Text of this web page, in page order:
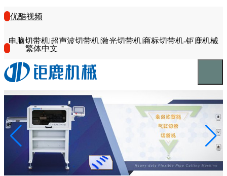
优酷视频
电脑切带机|超声波切带机|激光切带机|商标切带机-钜鹿机械
繁体中文